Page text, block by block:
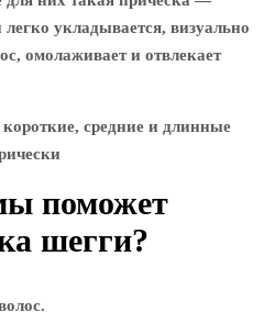
укладывается, визуально
омолаживает и отвлекает
поможет
шегги?